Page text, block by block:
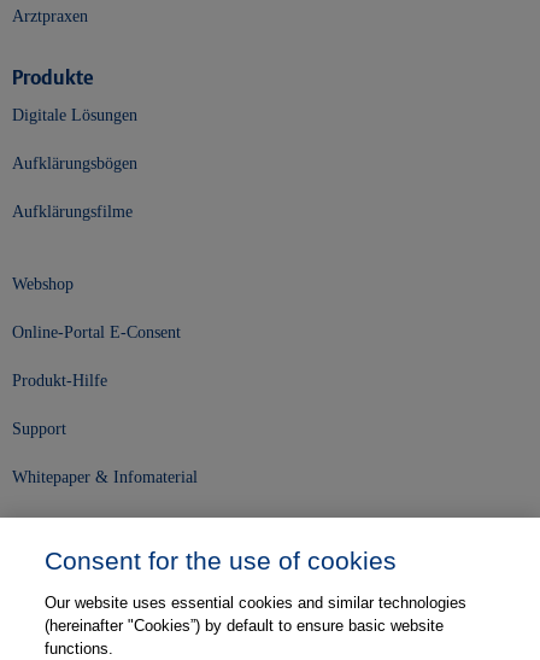
Arztpraxen
Produkte
Digitale Lösungen
Aufklärungsbögen
Aufklärungsfilme
Webshop
Online-Portal E-Consent
Produkt-Hilfe
Support
Whitepaper & Infomaterial
Karriere
Consent for the use of cookies
Our website uses essential cookies and similar technologies
(hereinafter "Cookies”) by default to ensure basic website
functions.